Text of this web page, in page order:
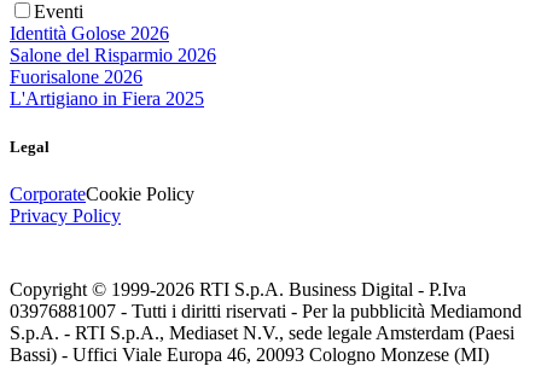
Eventi
Identità Golose 2026
Salone del Risparmio 2026
Fuorisalone 2026
L'Artigiano in Fiera 2025
Legal
CorporateCookie Policy
Privacy Policy
Copyright © 1999-2026 RTI S.p.A. Business Digital - P.Iva
03976881007 - Tutti i diritti riservati - Per la pubblicità Mediamond
S.p.A. - RTI S.p.A., Mediaset N.V., sede legale Amsterdam (Paesi
Bassi) - Uffici Viale Europa 46, 20093 Cologno Monzese (MI)